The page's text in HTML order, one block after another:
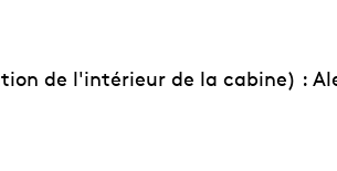
de l'intérieur de la cabine) :